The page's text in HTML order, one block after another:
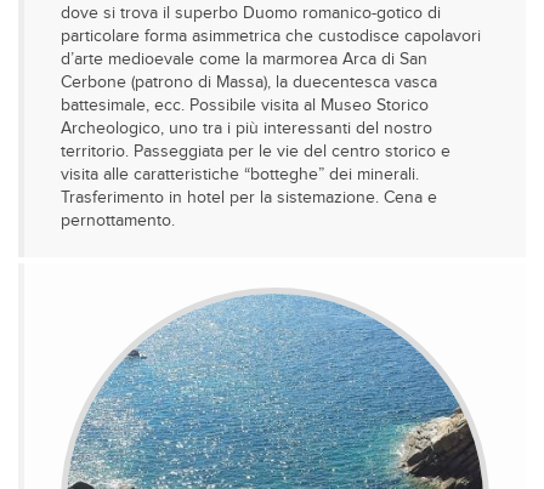
dove si trova il superbo Duomo romanico-gotico di
particolare forma asimmetrica che custodisce capolavori
d’arte medioevale come la marmorea Arca di San
Cerbone (patrono di Massa), la duecentesca vasca
battesimale, ecc. Possibile visita al Museo Storico
Archeologico, uno tra i più interessanti del nostro
territorio. Passeggiata per le vie del centro storico e
visita alle caratteristiche “botteghe” dei minerali.
Trasferimento in hotel per la sistemazione. Cena e
pernottamento.